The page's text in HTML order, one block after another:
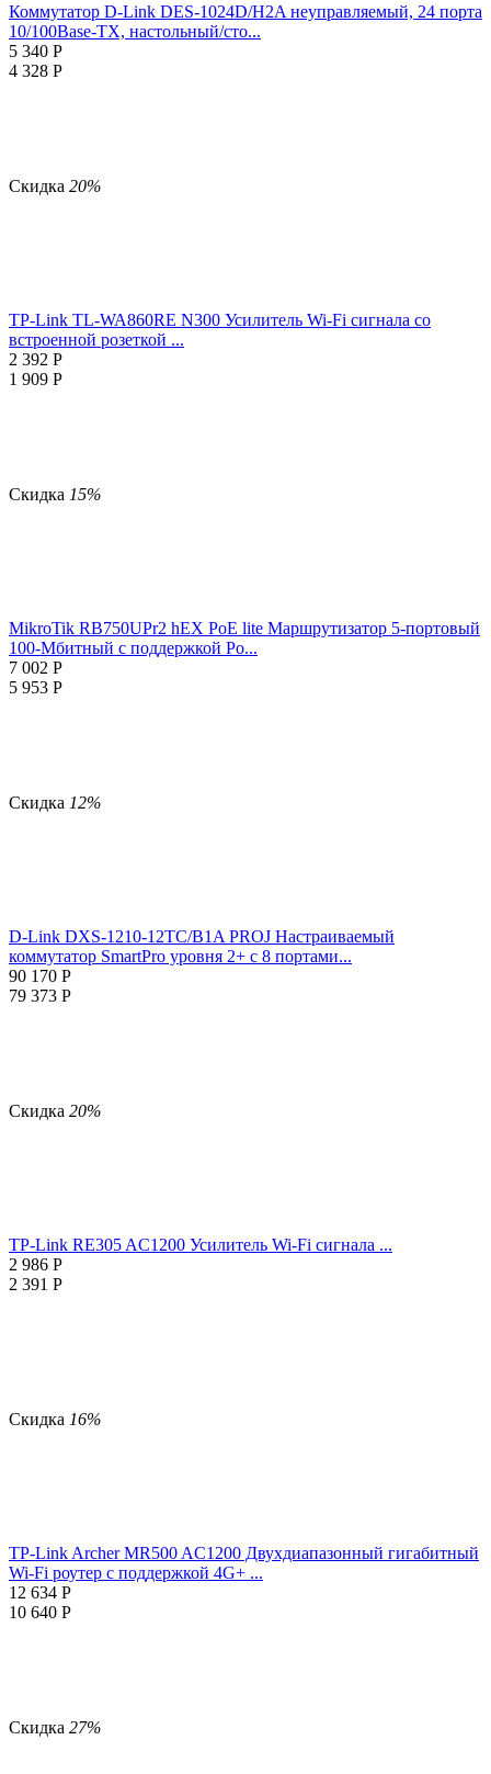
Коммутатор D-Link DES-1024D/H2A неуправляемый, 24 порта
10/100Base-TX, настольный/сто...
5 340 Р
4 328 Р
Скидка 20%
TP-Link TL-WA860RE N300 Усилитель Wi-Fi сигнала со
встроенной розеткой ...
2 392 Р
1 909 Р
Скидка 15%
MikroTik RB750UPr2 hEX PoE lite Маршрутизатор 5-портовый
100-Мбитный с поддержкой Po...
7 002 Р
5 953 Р
Скидка 12%
D-Link DXS-1210-12TC/B1A PROJ Настраиваемый
коммутатор SmartPro уровня 2+ с 8 портами...
90 170 Р
79 373 Р
Скидка 20%
TP-Link RE305 AC1200 Усилитель Wi-Fi сигнала ...
2 986 Р
2 391 Р
Скидка 16%
TP-Link Archer MR500 AC1200 Двухдиапазонный гигабитный
Wi-Fi роутер с поддержкой 4G+ ...
12 634 Р
10 640 Р
Скидка 27%